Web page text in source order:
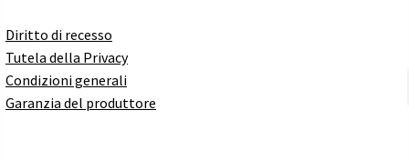
Diritto di recesso
Tutela della Privacy
Condizioni generali
Garanzia del produttore